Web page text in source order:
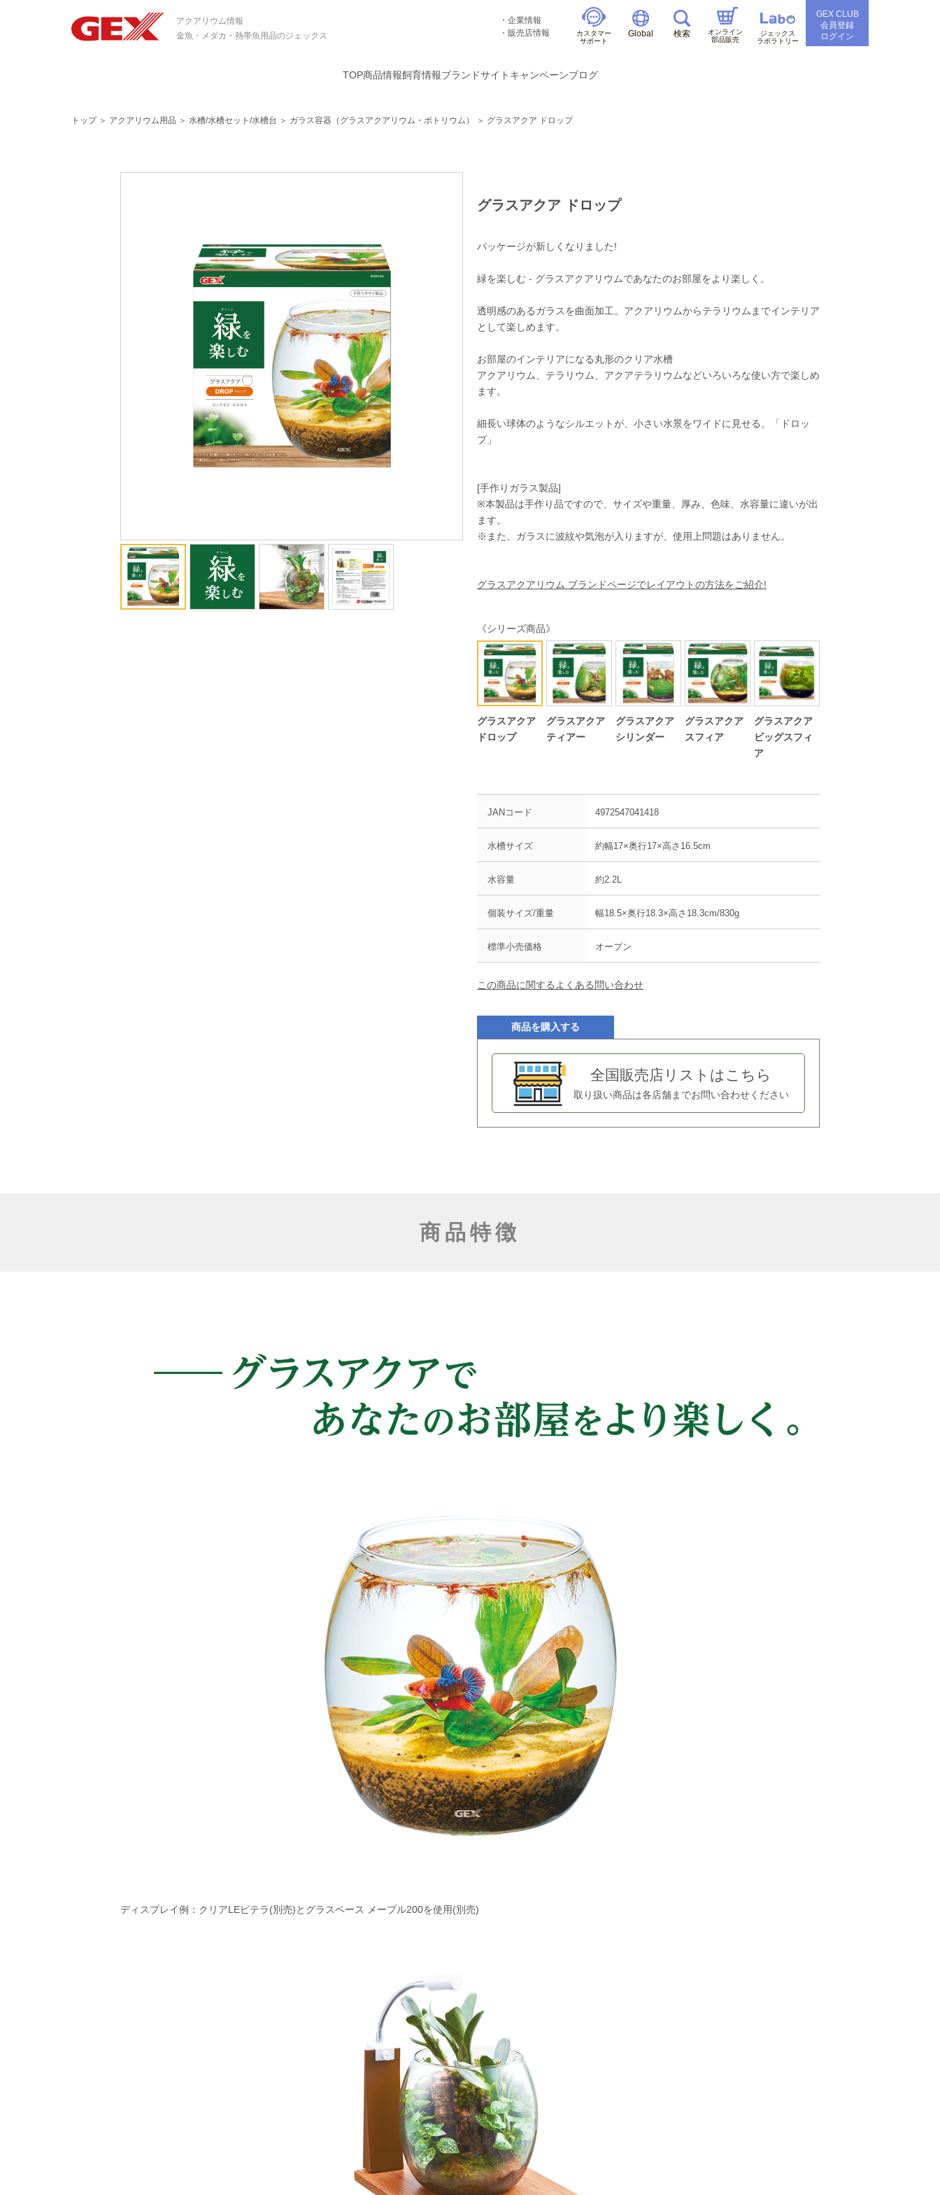
アクアリウム情報
金魚・メダカ・熱帯魚用品のジェックス
カスタマー
サポート
Global 検索
オンライン
部品販売
ジェックス
ラボラトリー
TOP商品情報飼育情報ブランドサイト キャンペーンブログ
企業情報
販売店情報
GEX CLUB
会員登録
ログイン
トップ＞ アクアリウム用品 ＞ 水槽/水槽セット/水槽台 ＞ ガラス容器（グラスアクアリウム・ボトリウム） ＞ グラスアクア ドロップ
グラスアクア ドロップ
パッケージが新しくなりました!
緑を楽しむ - グラスアクアリウムであなたのお部屋をより楽しく。
透明感のあるガラスを曲面加工。アクアリウムからテラリウムまでインテリア
として楽しめます。
お部屋のインテリアになる丸形のクリア水槽
アクアリウム、テラリウム、アクアテラリウムなどいろいろな使い方で楽しめ
ます。
細長い球体のようなシルエットが、小さい水景をワイドに見せる。「ドロッ
プ」
[手作りガラス製品]
※本製品は手作り品ですので、サイズや重量、厚み、色味、水容量に違いが出
ます。
※また、ガラスに波紋や気泡が入りますが、使用上問題はありません。
グラスアクアリウム ブランドページでレイアウトの方法をご紹介!
《シリーズ商品》
グラスアクア
ドロップ
グラスアクア
ティアー
グラスアクア
シリンダー
グラスアクア
スフィア
グラスアクア
ビッグスフィ
ア
JANコード 4972547041418
水槽サイズ 約幅17×奥行17×高さ16.5cm
水容量 約2.2L
個装サイズ/重量 幅18.5×奥行18.3×高さ18.3cm/830g
標準小売価格 オープン
この商品に関するよくある問い合わせ
商品を購入する
全国販売店リストはこちら
取り扱い商品は各店舗までお問い合わせください
商品特徴
ディスプレイ例：クリアLEピテラ(別売)とグラスベース メープル200を使用(別売)